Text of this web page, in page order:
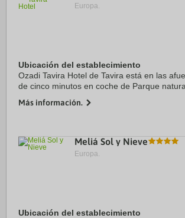
Europa.
Ubicación del establecimiento
Ozadi Tavira Hotel de Tavira está en las
de cinco minutos en coche de Parque
encuentra a 2,6 km de Golf de ...
Más información.
Meliá Sol y Nieve
Europa.
Ubicación del establecimiento